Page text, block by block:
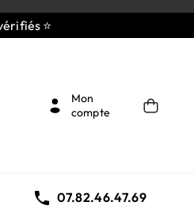
⭐
Mon
compte
 07.82.46.47.69